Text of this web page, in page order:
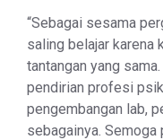
“Sebagai sesama
saling belajar karena
tantangan yang
pendirian profesi
pengembangan lab,
sebagainya.